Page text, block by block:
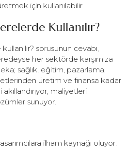
için kullanılabilir.
Kullanılır?
sorusunun cevabı,
her sektörde karşımıza
sağlık, eğitim, pazarlama,
üretim ve finansa kadar
maliyetleri
sunuyor.
ilham kaynağı oluyor.